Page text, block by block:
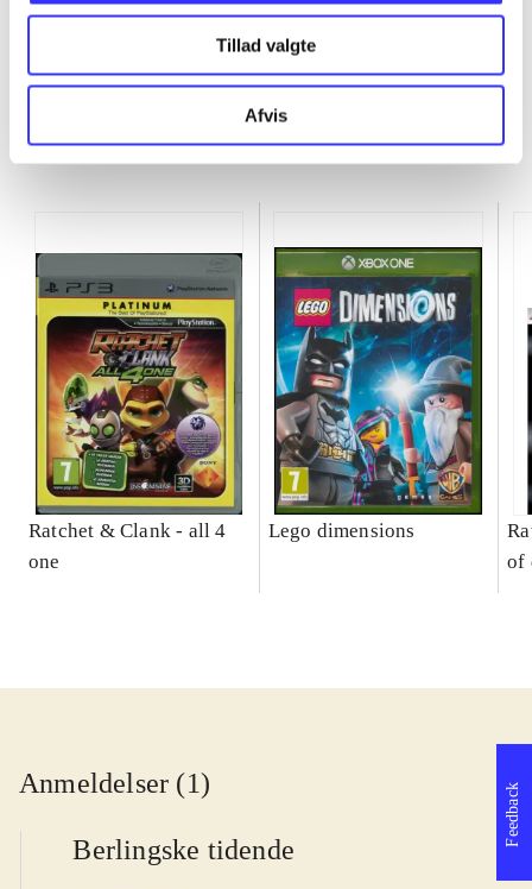
Tillad valgte
Afvis
Minder om
Ratchet & Clank - all 4
one
Lego dimensions
of
Anmeldelser (1)
Berlingske tidende
Feedback